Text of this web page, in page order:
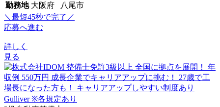
勤務地 大阪府 八尾市
＼最短45秒で完了／
応募へ進む
詳しく
見る